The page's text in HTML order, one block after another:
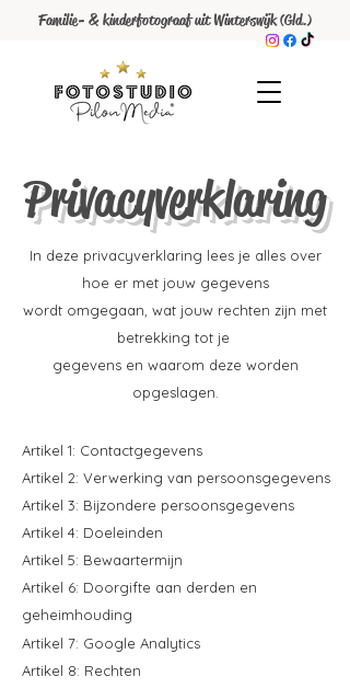
Familie- & kinderfotograaf uit Winterswijk (Gld.)
Privacyverklaring
In deze privacyverklaring lees je alles over
hoe er met jouw gegevens
wordt omgegaan, wat jouw rechten zijn met
betrekking tot je
gegevens en waarom deze worden
opgeslagen.
Artikel 1: Contactgegevens
Artikel 2: Verwerking van persoonsgegevens
Artikel 3: Bijzondere persoonsgegevens
Artikel 4: Doeleinden
Artikel 5: Bewaartermijn
Artikel 6: Doorgifte aan derden en
geheimhouding
Artikel 7: Google Analytics
Artikel 8: Rechten